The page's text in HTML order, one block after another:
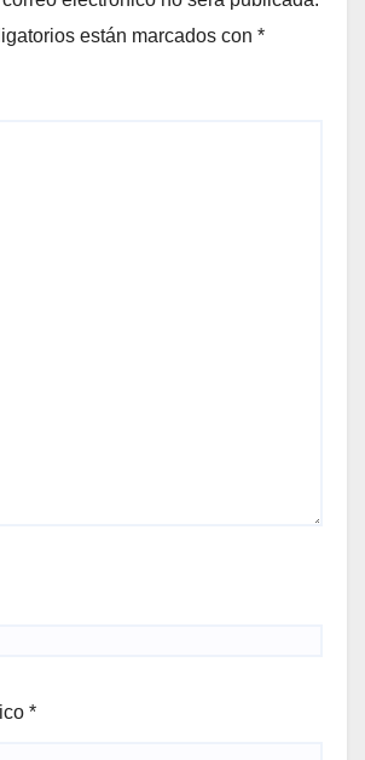
están marcados con *
*